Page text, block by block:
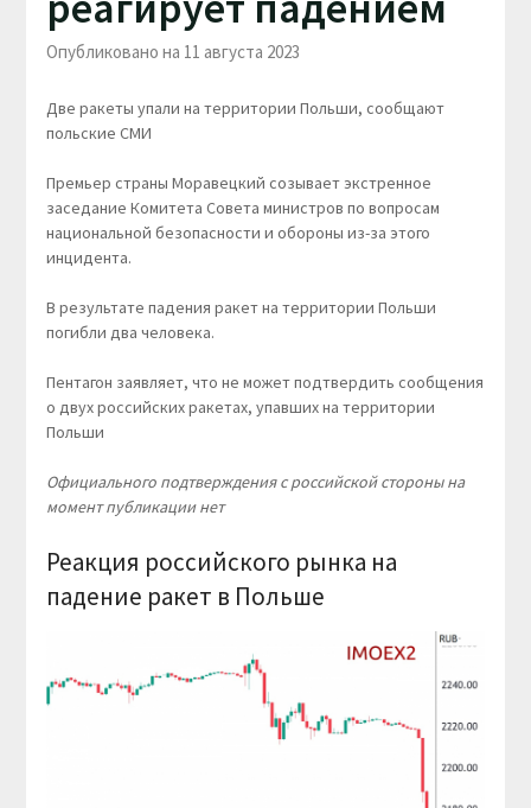
Опубликовано на 11 августа 2023
Две ракеты упали на территории Польши, сообщают
польские СМИ
Премьер страны Моравецкий созывает экстренное
заседание Комитета Совета министров по вопросам
национальной безопасности и обороны из-за этого
инцидента.
В результате падения ракет на территории Польши
погибли два человека.
Пентагон заявляет, что не может подтвердить сообщения
о двух российских ракетах, упавших на территории
Польши
Официального подтверждения с российской стороны на
момент публикации нет
Реакция российского рынка на
падение ракет в Польше